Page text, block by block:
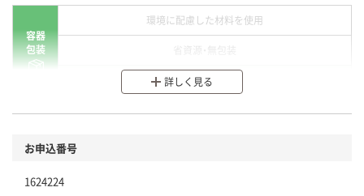
容器
包装
環境に配慮した材料を使用
分別・リサイクルしやすい設計
商品
本体
詳しく見る
お申込番号
1624224